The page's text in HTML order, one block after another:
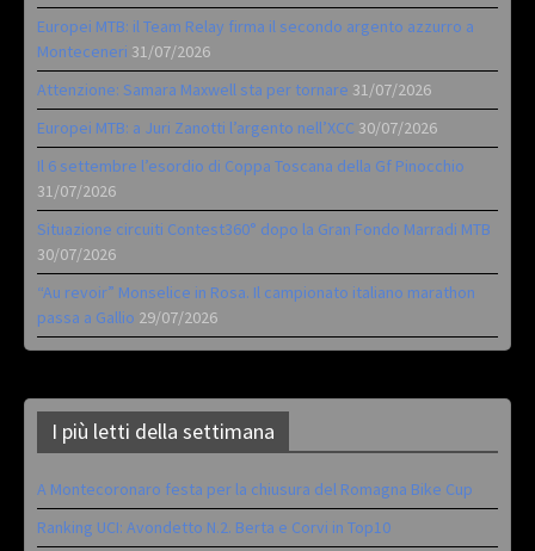
Europei MTB: il Team Relay firma il secondo argento azzurro a
Monteceneri 31/07/2026
Attenzione: Samara Maxwell sta per tornare 31/07/2026
Europei MTB: a Juri Zanotti l’argento nell’XCC 30/07/2026
Il 6 settembre l’esordio di Coppa Toscana della Gf Pinocchio
31/07/2026
Situazione circuiti Contest360° dopo la Gran Fondo Marradi MTB
30/07/2026
“Au revoir” Monselice in Rosa. Il campionato italiano marathon
passa a Gallio 29/07/2026
I più letti della settimana
A Montecoronaro festa per la chiusura del Romagna Bike Cup
Ranking UCI: Avondetto N.2. Berta e Corvi in Top10